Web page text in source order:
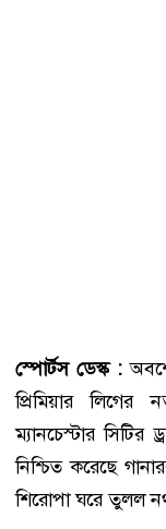
স্পোর্টস ডেস্ক :
প্রিমিয়ার লিগের
ম্যানচেস্টার
নিশ্চিত করেছে
শিরোপা ঘরে তুলল